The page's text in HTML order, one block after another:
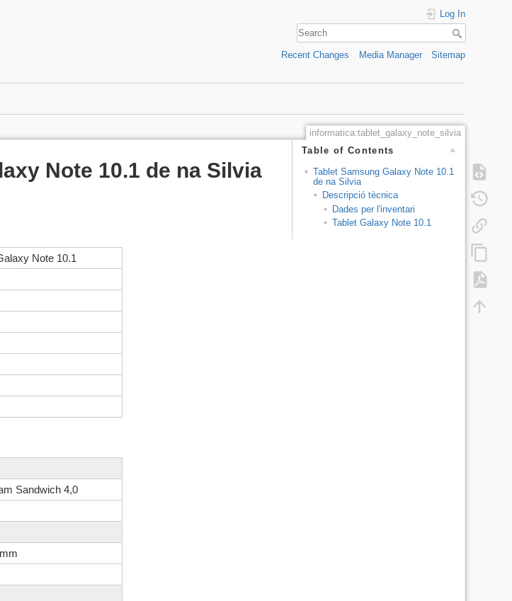
Log In
Recent Changes Media Manager Sitemap
informatica:tablet_galaxy_note_silvia
Table of Contents
Tablet Samsung Galaxy Note 10.1
de na Silvia
Descripció tècnica
Dades per l'inventari
Tablet Galaxy Note 10.1
Note 10.1 de na Silvia
Note 10.1
Sandwich 4,0